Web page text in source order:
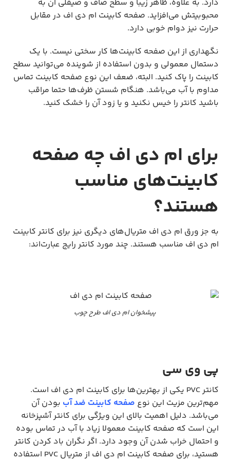
دارد. به علاوه، ظاهر زیبا و سطح صاف و صیقلی آن به
محبوبیتش می‌افزاید. صفحه کابینت ام دی اف در مقابل
حرارت نیز دوام خوبی دارد.
نگهداری از این صفحه کابینت‌ها کار سختی نیست. با یک
دستمال معمولی و بدون استفاده از شوینده می‌توانید سطح
کابینت را پاک کنید. البته، ضعف این نوع صفحه کابینت تماس
مداوم با آب می‌باشد. هنگام شستن ظرف‌ها حتما مراقب
باشید کانتر را خیس نکنید و یا زود آن را خشک کنید.
برای ام دی اف چه صفحه
کابینت‌های مناسب
هستند؟
به جز ورق ام دی اف متریال‌های دیگری نیز برای کانتر کابینت
ام دی اف مناسب هستند. چند مورد کانتر رایج عبارت‌اند:
پیشخوان ام دی اف طرح چوب
پی وی سی
کانتر PVC یکی از بهترین‌ها برای کابینت ام دی اف است.
مهم‌ترین مزیت این نوع صفحه کابینت ضد آب بودن آن
می‌باشد. دلیل اهمیت بالای این ویژگی برای کانتر آشپزخانه
این است که صفحه کابینت معمولا زیاد با آب در تماس بوده
و احتمال خراب شدن آن وجود دارد. اگر نگران باد کردن کانتر
هستید، برای صفحه کابینت ام دی اف از متریال PVC استفاده